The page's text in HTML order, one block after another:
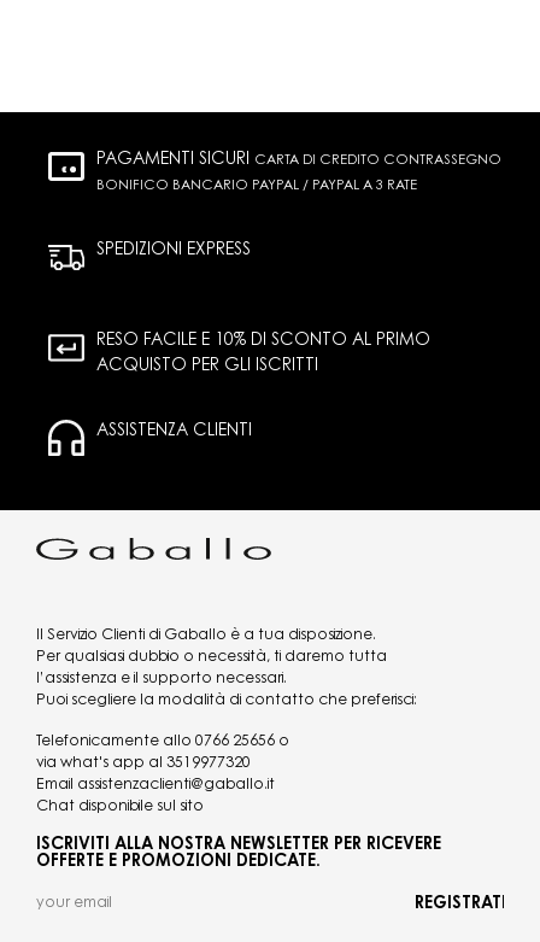
PAGAMENTI SICURI CARTA DI CREDITO CONTRASSEGNO
BONIFICO BANCARIO PAYPAL / PAYPAL A 3 RATE
SPEDIZIONI EXPRESS
RESO FACILE E 10% DI SCONTO AL PRIMO
ACQUISTO PER GLI ISCRITTI
ASSISTENZA CLIENTI
Il Servizio Clienti di Gaballo è a tua disposizione.
Per qualsiasi dubbio o necessità, ti daremo tutta
l’assistenza e il supporto necessari.
Puoi scegliere la modalità di contatto che preferisci:
Telefonicamente allo 0766 25656 o
via what's app al 3519977320
Email assistenzaclienti@gaballo.it
Chat disponibile sul sito
ISCRIVITI ALLA NOSTRA NEWSLETTER PER RICEVERE
OFFERTE E PROMOZIONI DEDICATE.
REGISTRATI